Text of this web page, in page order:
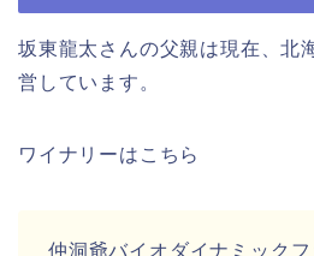
坂東龍太さんの父親は現在、北
営しています。
ワイナリーはこちら
仲洞爺バイオダイナミックフ